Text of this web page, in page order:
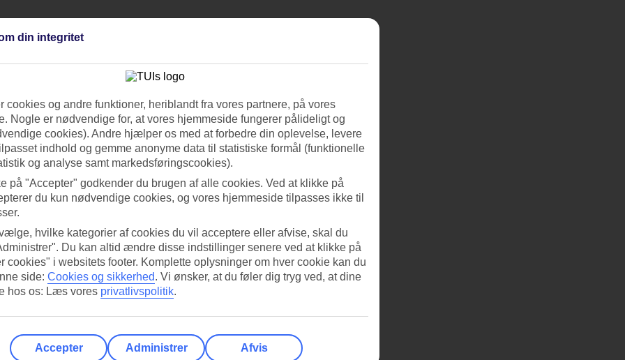
en chat ved at klikke på det blå ikon nede i højre hjørne.
din integritet
cookies og andre funktioner, heriblandt fra vores partnere, på vores
Nogle er nødvendige for, at vores hjemmeside fungerer pålideligt og
cookies). Andre hjælper os med at forbedre din oplevelse, levere
indhold og gemme anonyme data til statistiske formål (funktionelle
og analyse samt markedsføringscookies).
på "Accepter" godkender du brugen af alle cookies. Ved at klikke på
du kun nødvendige cookies, og vores hjemmeside tilpasses ikke til
hvilke kategorier af cookies du vil acceptere eller afvise, skal du
Du kan altid ændre disse indstillinger senere ved at klikke på
cookies" i websitets footer. Komplette oplysninger om hver cookie kan du
side: Cookies og sikkerhed. Vi ønsker, at du føler dig tryg ved, at dine
hos os: Læs vores privatlivspolitik.
Accepter Administrer Afvis